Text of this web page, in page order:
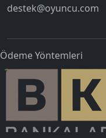
destek@oyuncu.com
Ödeme Yöntemleri